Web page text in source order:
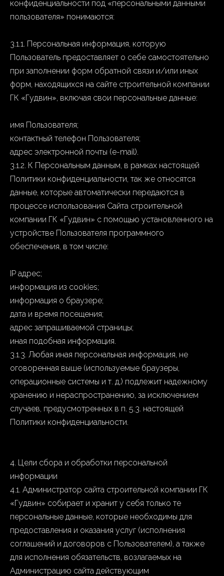
конфиденциальности под «персональными данными
пользователя» понимаются:
3.1.1. Персональная информация, которую
Пользователь предоставляет о себе самостоятельно
при заполнении форм обратной связи и/или иных
форм, находящихся на сайте строительной компании
ГК «Гудвин», включая свои персональные данные:
имя Пользователя;
контактный телефон Пользователя;
адрес электронной почты (e-mail).
3.1.2. К Персональным данным, в рамках настоящей
Политики конфиденциальности, так же относятся
данные, которые автоматически передаются в
процессе использования Сайта строительной
компании ГК «Гудвин» с помощью установленного на
устройстве Пользователя программного
обеспечения, в том числе:
IP адрес;
информация из cookies;
информация о браузере;
дата и время посещения;
адрес запрашиваемой страницы;
иная подобная информация.
3.1.3. Любая иная персональная информация, не
оговоренная выше (используемые браузеры,
операционные системы и т. д.) подлежит надежному
хранению и нераспространению, за исключением
случаев, предусмотренных в п. 5.3. настоящей
Политики конфиденциальности.
4. Цели сбора и обработки персональной
информации
4.1. Администратор сайта строительной компании ГК
«Гудвин» собирает и хранит у себя только те
персональные данные, которые необходимы для
предоставления и оказания услуг (исполнения
соглашений и договоров с Пользователем), а также
для исполнения обязательств, возлагаемых на
Администрацию сайта действующим